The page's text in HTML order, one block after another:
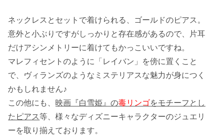
ネックレスとセットで着けられる、ゴールドのピアス。
意外と小ぶりですがしっかりと存在感があるので、片耳
だけアシンメトリーに着けてもかっこいいですね。
マレフィセントのように「レイバン」を傍に置くこと
で、ヴィランズのようなミステリアスな魅力が身につく
かもしれません♪
この他にも、 映画『白雪姫』の毒リンゴをモチーフとし
たピアス 等、様々なディズニーキャラクターのジュエリ
ーを取り揃えております。